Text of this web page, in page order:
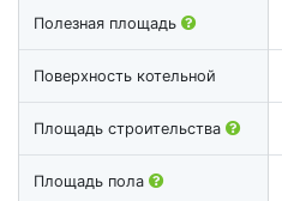
Полезная площадь
Поверхность котельной
Площадь строительства
Площадь пола